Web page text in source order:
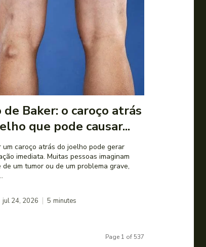
de Baker: o caroço atrás
que pode causar...
um caroço atrás do joelho pode gerar
imediata. Muitas pessoas imaginam
um tumor ou de um problema grave,
jul 24, 2026 5 minutes
Page 1 of 537